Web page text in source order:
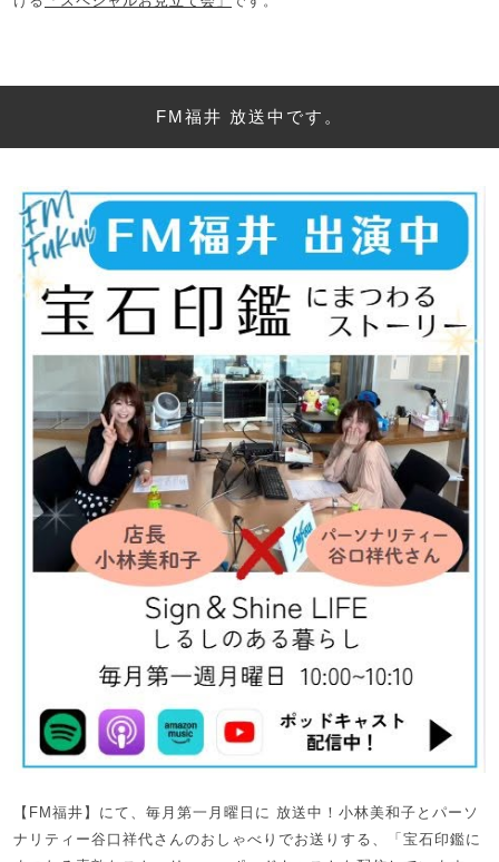
FM福井 放送中です。
【FM福井】にて、毎月第一月曜日に 放送中！小林美和子とパーソ
ナリティー谷口祥代さんのおしゃべりでお送りする、「宝石印鑑に